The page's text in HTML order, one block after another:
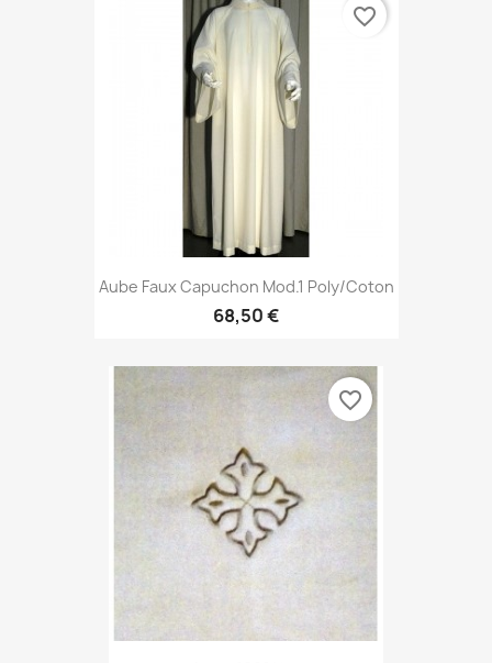
Aube Faux Capuchon Mod.1 Poly/coton
68,50 €
favorite_border
favorite_border